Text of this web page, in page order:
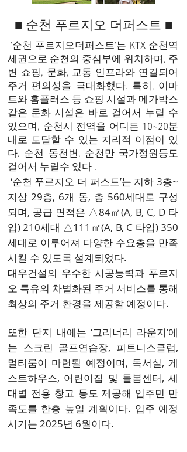
■ 순천 푸르지오 더퍼스트 ■
'순천 푸르지오더퍼스트'는 KTX 순천역
세권으로 순천의 중심부에 위치하며, 주
변 쇼핑, 문화, 교통 인프라와 연결되어
주거 편의성을 극대화했다. 특히, 이마
트와 홈플러스 등 쇼핑 시설과 메가박스
같은 문화 시설은 바로 걸어서 누릴 수
있으며, 순천시 전역을 어디든 10~20분
내로 도달할 수 있는 지리적 이점이 있
다. 순천 동천변, 순천만 국가정원등도
걸어서 누릴수 있다 .
‘순천 푸르지오 더 퍼스트’는 지하 3층~
지상 29층, 6개 동, 총 560세대로 구성
되며, 공급 면적은 △84㎡(A, B, C, D 타
입) 210세대 △111㎡(A, B, C 타입) 350
세대로 이루어져 다양한 수요층을 만족
시킬 수 있도록 설계되었다.
대우건설의 우수한 시공능력과 푸르지
오 특유의 차별화된 주거 서비스를 통해
최상의 주거 환경을 제공할 예정이다.
또한 단지 내에는 ‘그리너리 라운지’에
는 스크린 골프연습장, 피트니스클럽,
멀티룸이 마련될 예정이며, 독서실, 게
스트하우스, 어린이집 및 돌봄센터, 세
대별 전용 창고 등도 제공해 입주민 만
족도를 한층 높일 계획이다. 입주 예정
시기는 2025년 6월이다.